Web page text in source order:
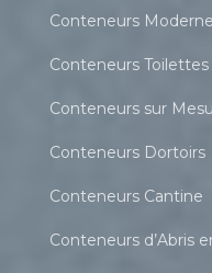
Conteneurs
Conteneurs
Conteneurs sur
Conteneurs Dortoirs
Conteneurs Cantine
Conteneurs d’Abris